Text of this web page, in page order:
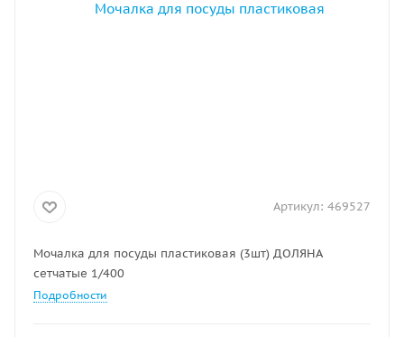
Артикул: 469527
Мочалка для посуды пластиковая (3шт) ДОЛЯНА
сетчатые 1/400
Подробности